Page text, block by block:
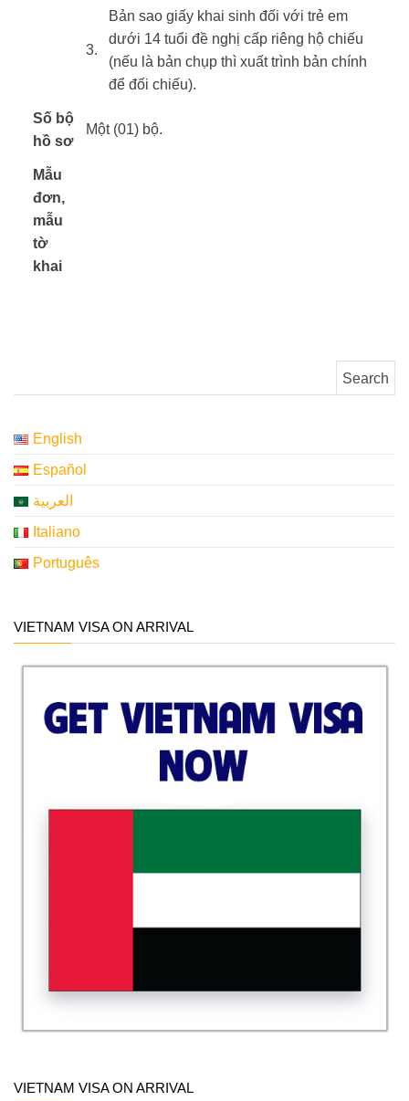
​3.
​Bản sao giấy khai sinh đối với trẻ em
dưới 14 tuổi đề nghị cấp riêng hộ chiếu
(nếu là bản chụp thì xuất trình bản chính
để đối chiếu).
Số bộ
hồ sơ
Một (01) bộ.
Mẫu
đơn,
mẫu
tờ
khai
English
Español
العربية
Italiano
Português
VIETNAM VISA ON ARRIVAL
VIETNAM VISA ON ARRIVAL